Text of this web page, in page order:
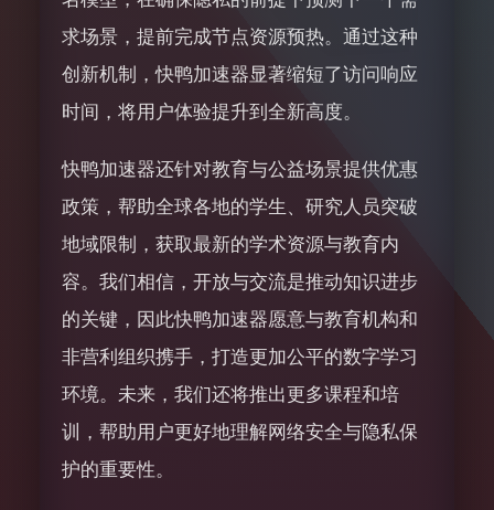
求场景，提前完成节点资源预热。通过这种
创新机制，快鸭加速器显著缩短了访问响应
时间，将用户体验提升到全新高度。
快鸭加速器还针对教育与公益场景提供优惠
政策，帮助全球各地的学生、研究人员突破
地域限制，获取最新的学术资源与教育内
容。我们相信，开放与交流是推动知识进步
的关键，因此快鸭加速器愿意与教育机构和
非营利组织携手，打造更加公平的数字学习
环境。未来，我们还将推出更多课程和培
训，帮助用户更好地理解网络安全与隐私保
护的重要性。